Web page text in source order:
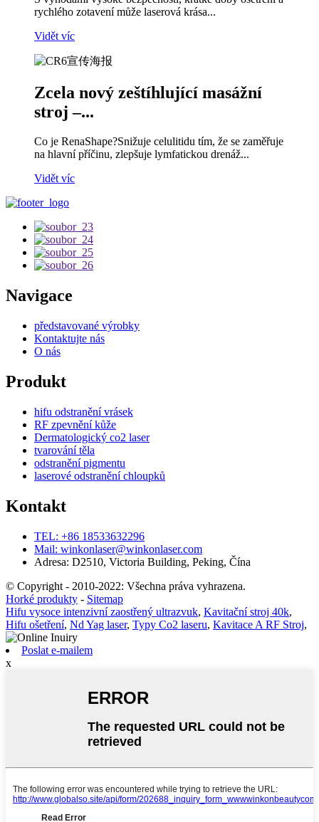
rychlého zotavení může laserová krása...
Vidět víc
Zcela nový zeštíhlující masážní
stroj –...
Co je RenaShape?Snižuje celulitidu tím, že se zaměřuje
na hlavní příčinu, zlepšuje lymfatickou drenáž...
Vidět víc
Navigace
představované výrobky
Kontaktujte nás
O nás
Produkt
hifu odstranění vrásek
RF zpevnění kůže
Dermatologický co2 laser
tvarování těla
odstranění pigmentu
laserové odstranění chloupků
Kontakt
TEL: +86 18533632296
Mail: winkonlaser@winkonlaser.com
Adresa: D2510, Victoria Building, Peking, Čína
© Copyright - 2010-2022: Všechna práva vyhrazena.
Horké produkty - Sitemap
Hifu vysoce intenzivní zaostřený ultrazvuk, Kavitační stroj 40k,
Hifu ošetření, Nd Yag laser, Typy Co2 laseru, Kavitace A RF Stroj,
Poslat e-mailem
x